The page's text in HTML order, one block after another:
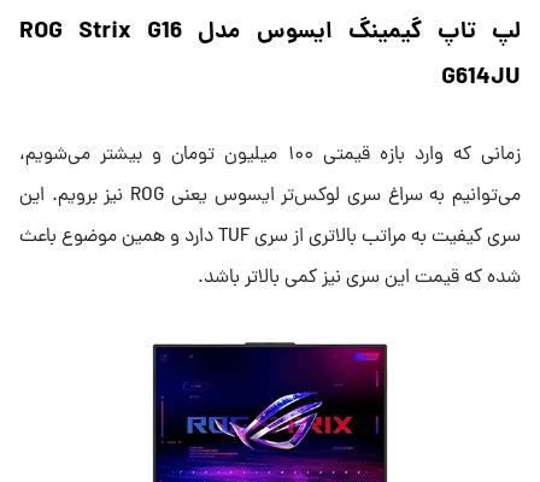
لپ تاپ گیمینگ ایسوس مدل ROG Strix G16
G614JU
زمانی که وارد بازه قیمتی ۱۰۰ میلیون تومان و بیشتر می‌شویم،
می‌توانیم به سراغ سری لوکس‌تر ایسوس یعنی ROG نیز برویم. این
سری کیفیت به مراتب بالاتری از سری TUF دارد و همین موضوع باعث
شده که قیمت این سری نیز کمی بالاتر باشد.